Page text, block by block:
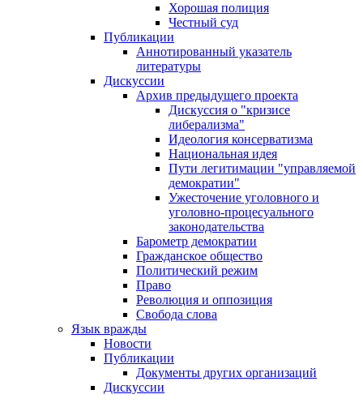
Хорошая полиция
Честный суд
Публикации
Аннотированный указатель
литературы
Дискуссии
Архив предыдущего проекта
Дискуссия о "кризисе
либерализма"
Идеология консерватизма
Национальная идея
Пути легитимации "управляемой
демократии"
Ужесточение уголовного и
уголовно-процесуального
законодательства
Барометр демократии
Гражданское общество
Политический режим
Право
Революция и оппозиция
Свобода слова
Язык вражды
Новости
Публикации
Документы других организаций
Дискуссии